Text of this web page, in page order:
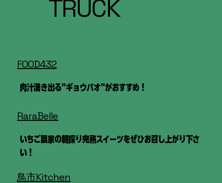
TRUCK
FOOD432
肉汁湧き出る"ギョウパオ"がおすすめ！
RaraBelle
いちご農家の朝採り完熟スイーツをぜひお召し上がり下さ
い！
鳥市Kitchen